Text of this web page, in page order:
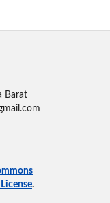
Barat
.